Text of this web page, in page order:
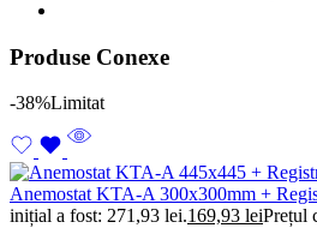
Produse Conexe
-38%Limitat
Anemostat KTA-A 300x300mm +
inițial a fost: 271,93 lei.169,93 leiPrețul